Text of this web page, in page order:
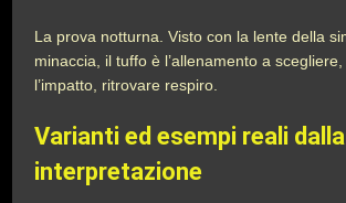
La prova notturna. Visto con la lente della
minaccia, il tuffo è l’allenamento a
l’impatto, ritrovare respiro.
Varianti ed esempi reali
interpretazione